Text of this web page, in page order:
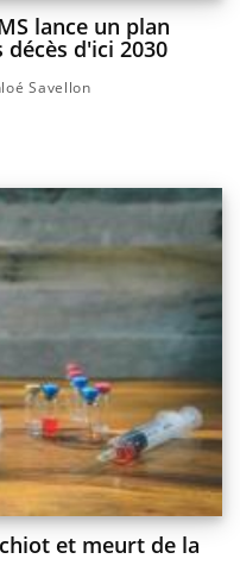
lance un plan
d'ici 2030
Savellon
et meurt de la